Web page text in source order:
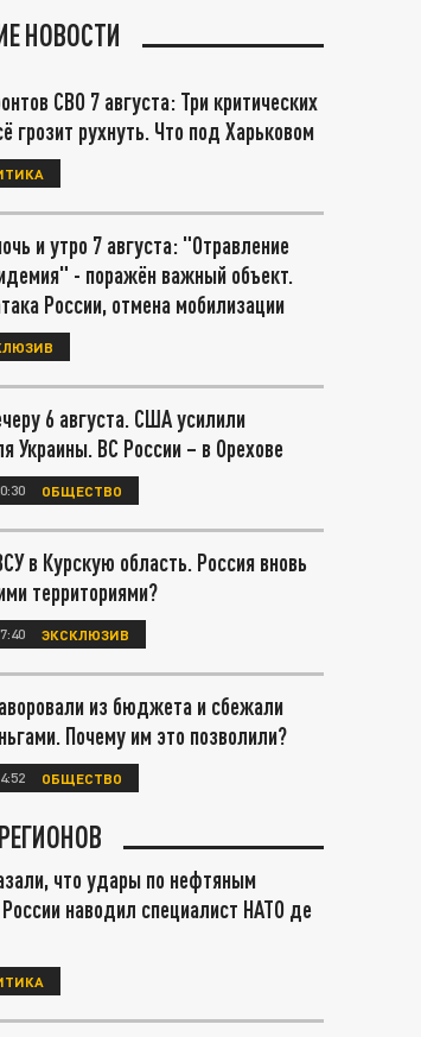
НОВОСТИ
СВО 7 августа: Три критических
грозит рухнуть. Что под Харьковом
и утро 7 августа: "Отравление
- поражён важный объект.
России, отмена мобилизации
6 августа. США усилили
Украины. ВС России – в Орехове
ОБЩЕСТВО
в Курскую область. Россия вновь
территориями?
ЭКСКЛЮЗИВ
из бюджета и сбежали
Почему им это позволили?
ОБЩЕСТВО
что удары по нефтяным
наводил специалист НАТО де